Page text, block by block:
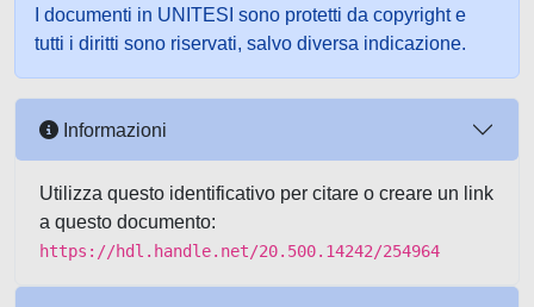
I documenti in UNITESI sono protetti da copyright e
tutti i diritti sono riservati, salvo diversa indicazione.
Informazioni
Utilizza questo identificativo per citare o creare un link
a questo documento:
https://hdl.handle.net/20.500.14242/254964